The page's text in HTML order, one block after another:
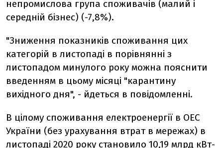
непромислова група споживачів (малий і
середній бізнес) (-7,8%).
"Зниження показників споживання цих
категорій в листопаді в порівнянні з
листопадом минулого року можна пояснити
введенням в цьому місяці "карантину
вихідного дня", - йдеться в повідомленні.
В цілому споживання електроенергії в ОЕС
України (без урахування втрат в мережах) в
листопаді 2020 року становило 10,19 млрд кВт-